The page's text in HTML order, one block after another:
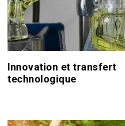
Innovation et transfert
technologique